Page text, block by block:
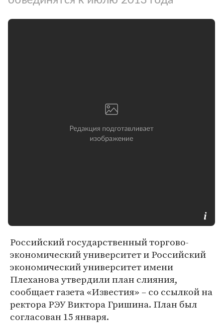
Российский государственный торгово-
экономический университет и Российский
экономический университет имени
Плеханова утвердили план слияния,
сообщает газета «Известия» – со ссылкой на
ректора РЭУ Виктора Гришина. План был
согласован 15 января.